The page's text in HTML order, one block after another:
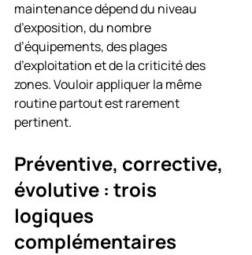
maintenance dépend du niveau
d’exposition, du nombre
d’équipements, des plages
d’exploitation et de la criticité des
zones. Vouloir appliquer la même
routine partout est rarement
pertinent.
Préventive, corrective,
évolutive : trois
logiques
complémentaires